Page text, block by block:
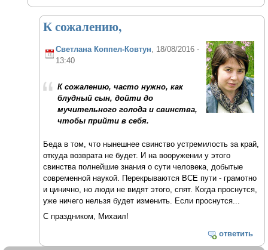
К сожалению,
Светлана Коппел-Ковтун , 18/08/2016 -
13:40
К сожалению, часто нужно, как
блудный сын, дойти до
мучительного голода и свинства,
чтобы прийти в себя.
Беда в том, что нынешнее свинство устремилость за край,
откуда возврата не будет. И на вооружении у этого
свинства полнейшие знания о сути человека, добытые
современной наукой. Перекрываются ВСЕ пути - грамотно
и цинично, но люди не видят этого, спят. Когда проснутся,
уже ничего нельзя будет изменить. Если проснутся...
С праздником, Михаил!
ответить